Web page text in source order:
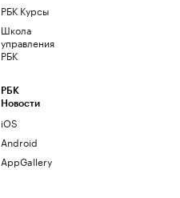
РБК Курсы
Школа
управления
РБК
РБК
Новости
iOS
Android
AppGallery